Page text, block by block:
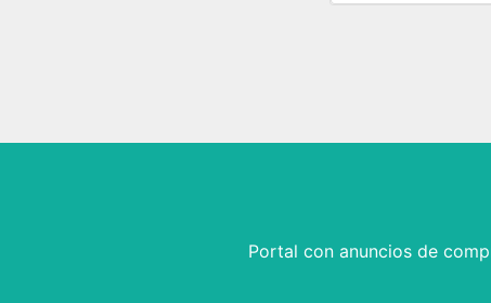
Portal con anuncios de